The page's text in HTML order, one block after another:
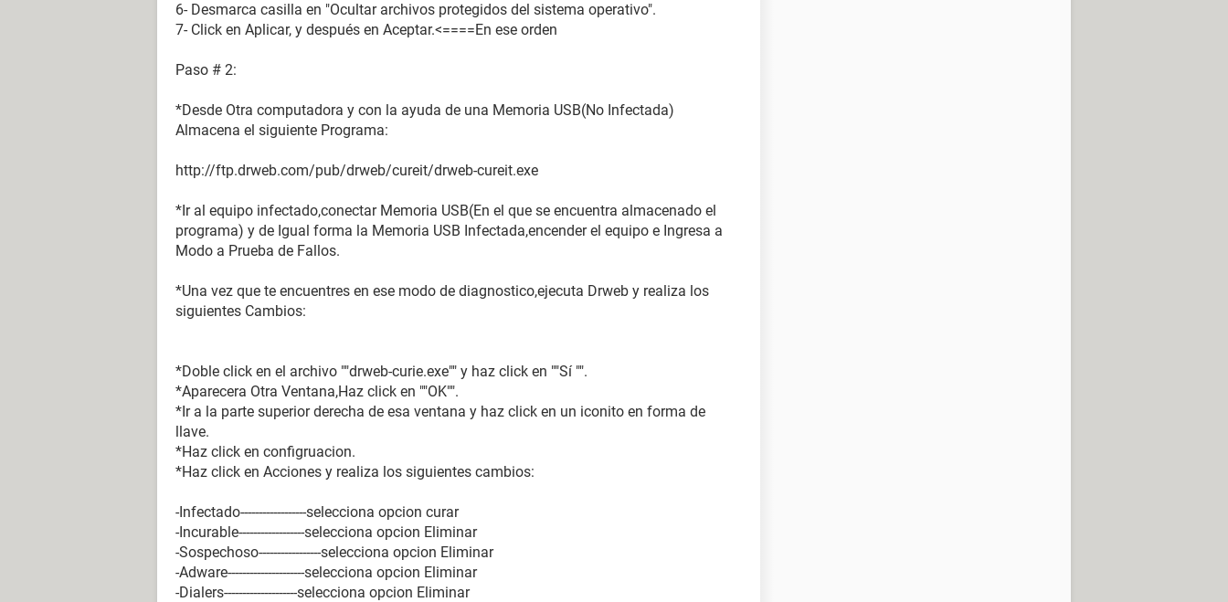
6- Desmarca casilla en "Ocultar archivos protegidos del sistema operativo".
7- Click en Aplicar, y después en Aceptar.<====En ese orden
Paso # 2:
*Desde Otra computadora y con la ayuda de una Memoria USB(No Infectada)
Almacena el siguiente Programa:
http://ftp.drweb.com/pub/drweb/cureit/drweb-cureit.exe
*Ir al equipo infectado,conectar Memoria USB(En el que se encuentra almacenado el
programa) y de Igual forma la Memoria USB Infectada,encender el equipo e Ingresa a
Modo a Prueba de Fallos.
*Una vez que te encuentres en ese modo de diagnostico,ejecuta Drweb y realiza los
siguientes Cambios:
*Doble click en el archivo ""drweb-curie.exe"" y haz click en ""Sí "".
*Aparecera Otra Ventana,Haz click en ""OK"".
*Ir a la parte superior derecha de esa ventana y haz click en un iconito en forma de
llave.
*Haz click en configruacion.
*Haz click en Acciones y realiza los siguientes cambios:
-Infectado------------------selecciona opcion curar
-Incurable------------------selecciona opcion Eliminar
-Sospechoso-----------------selecciona opcion Eliminar
-Adware---------------------selecciona opcion Eliminar
-Dialers--------------------selecciona opcion Eliminar